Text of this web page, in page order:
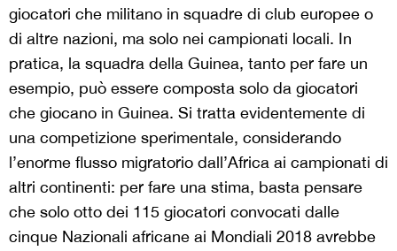
giocatori che militano in squadre di club europee o
di altre nazioni, ma solo nei campionati locali. In
pratica, la squadra della Guinea, tanto per fare un
esempio, può essere composta solo da giocatori
che giocano in Guinea. Si tratta evidentemente di
una competizione sperimentale, considerando
l’enorme flusso migratorio dall’Africa ai campionati di
altri continenti: per fare una stima, basta pensare
che solo otto dei 115 giocatori convocati dalle
cinque Nazionali africane ai Mondiali 2018 avrebbe